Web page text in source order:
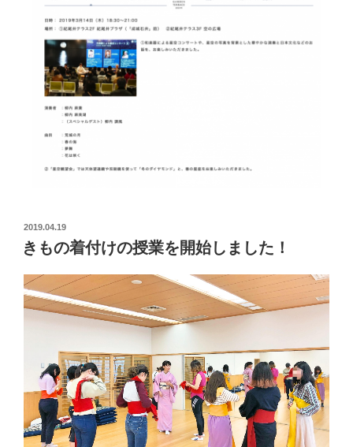
2019.04.19
きもの着付けの授業を開始しました！